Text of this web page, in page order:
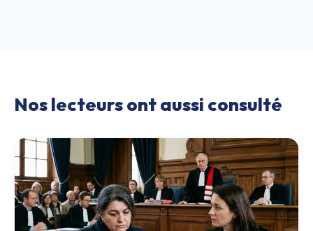
Nos lecteurs ont aussi consulté